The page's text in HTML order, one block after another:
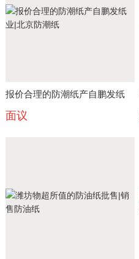
报价合理的防潮纸产自鹏发纸
业|北京防潮纸
面议